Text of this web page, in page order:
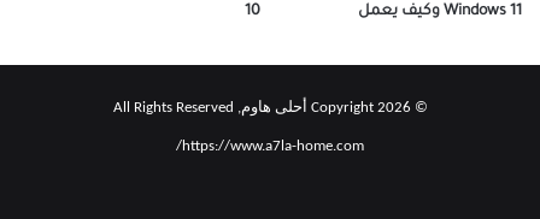
Windows 11 وكيف يعمل
10
© Copyright 2026 أحلى هاوم, All Rights Reserved
https://www.a7la-home.com/